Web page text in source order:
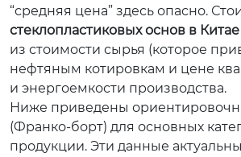
“средняя цена” здесь опасно.
стеклопластиковых основ в Китае
из стоимости сырья (которое
нефтяным котировкам и цене
и энергоемкости производства.
Ниже приведены
(Франко-борт) для основных
продукции. Эти данные